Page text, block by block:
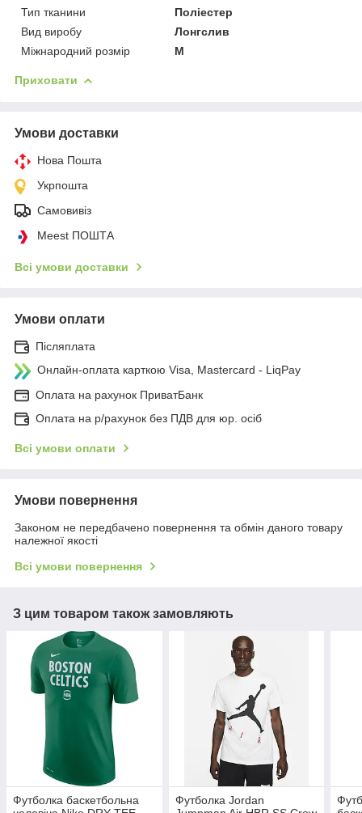
Тип тканини
Поліестер
Вид виробу
Лонгслив
Міжнародний розмір
M
Приховати
Умови доставки
Нова Пошта
Укрпошта
Самовивіз
Meest ПОШТА
Всі умови доставки
Умови оплати
Післяплата
Онлайн-оплата карткою Visa, Mastercard - LiqPay
Оплата на рахунок ПриватБанк
Оплата на р/рахунок без ПДВ для юр. осіб
Всі умови оплати
Умови повернення
Законом не передбачено повернення та обмін даного товару
належної якості
Всі умови повернення
З цим товаром також замовляють
Футболка баскетбольна
Футболка Jordan